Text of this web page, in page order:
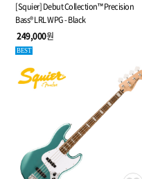
[Squier] Debut Collection™ Precision
Bass® LRL WPG - Black
249,000원
BEST